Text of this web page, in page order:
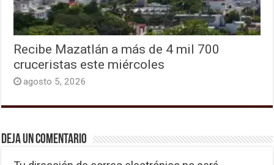
Recibe Mazatlán a más de 4 mil 700
cruceristas este miércoles
agosto 5, 2026
Deja un comentario